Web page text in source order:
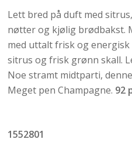
Lett bred på duft med
nøtter og kjølig brødbakst.
med uttalt frisk og
sitrus og frisk grønn skall.
Noe stramt midtparti,
Meget pen Champagne. 92
1552801